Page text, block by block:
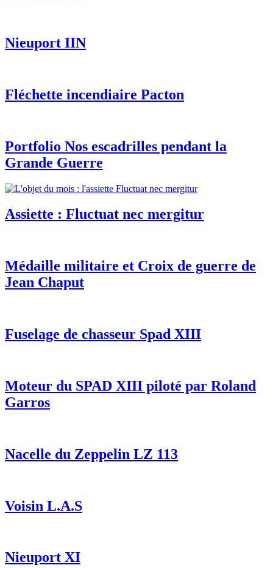
Nieuport IIN
Fléchette incendiaire Pacton
Portfolio Nos escadrilles pendant la
Grande Guerre
Assiette : Fluctuat nec mergitur
Médaille militaire et Croix de guerre de
Jean Chaput
Fuselage de chasseur Spad XIII
Moteur du SPAD XIII piloté par Roland
Garros
Nacelle du Zeppelin LZ 113
Voisin L.A.S
Nieuport XI